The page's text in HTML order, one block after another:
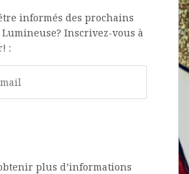
informés des prochains
Lumineuse? Inscrivez-vous à
:
plus d’informations